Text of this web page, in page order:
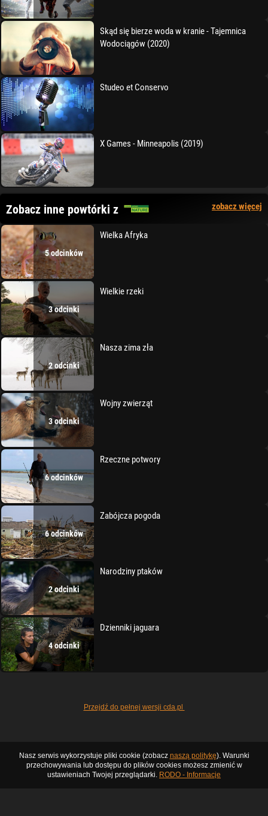
Skąd się bierze woda w kranie - Tajemnica
Wodociągów (2020)
Studeo et Conservo
X Games - Minneapolis (2019)
Zobacz inne powtórki z zobacz więcej
5 odcinków
Wielka Afryka
3 odcinki
Wielkie rzeki
2 odcinki
Nasza zima zła
3 odcinki
Wojny zwierząt
6 odcinków
Rzeczne potwory
6 odcinków
Zabójcza pogoda
2 odcinki
Narodziny ptaków
4 odcinki
Dzienniki jaguara
Przejdź do pełnej wersji cda.pl
Nasz serwis wykorzystuje pliki cookie (zobacz naszą politykę). Warunki
przechowywania lub dostępu do plików cookies możesz zmienić w
ustawieniach Twojej przeglądarki. RODO - Informacje